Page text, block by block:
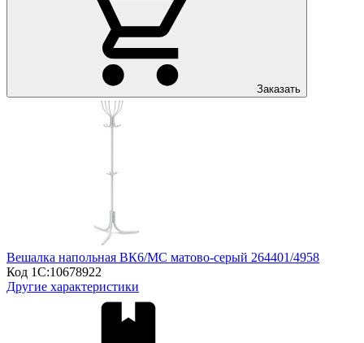
Заказать
Вешалка напольная ВК6/МС матово-серый 264401/4958
Код 1С:10678922
Другие характеристики